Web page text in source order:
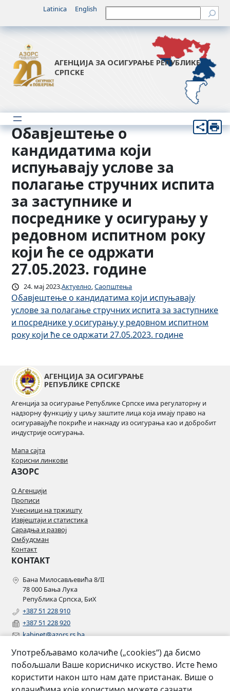
садржај
Latinica English Претрага
АГЕНЦИЈА ЗА ОСИГУРАЊЕ РЕПУБЛИКЕ
СРПСКЕ
Обавјештење о
кандидатима који
испуњавају услове за
полагање стручних испита
за заступнике и
посреднике у осигурању у
редовном испитном року
који ће се одржати
27.05.2023. године
24. мај 2023.Актуелно, Саопштења
Обавјештење о кандидатима који испуњавају
услове за полагање стручних испита за заступнике
и посреднике у осигурању у редовном испитном
року који ће се одржати 27.05.2023. године
АГЕНЦИЈА ЗА ОСИГУРАЊЕ
РЕПУБЛИКЕ СРПСКЕ
Агенција за осигурање Републике Српске има регулаторну и
надзорну функцију у циљу заштите лица која имају право на
осигуравајуће покриће и накнаду из осигурања као и добробит
индустрије осигурања.
Мапа сајта
Корисни линкови
АЗОРС
О Агенцији
Прописи
Учесници на тржишту
Извјештаји и статистика
Сарадња и развој
Омбудсман
Контакт
КОНТАКТ
Бана Милосављевића 8/II
78 000 Бања Лука
Република Српска, БиХ
+387 51 228 910
+387 51 228 920
kabinet@azors.rs.ba
szzp@azors.rs.ba
ПРАТИТЕ НАС
Употребљавамо колачиће („cookies“) да бисмо
побољшали Ваше корисничко искуство. Исте ћемо
користити након што нам дате пристанак. Више о